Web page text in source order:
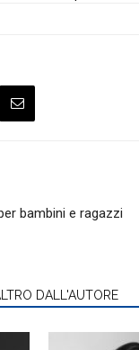
bambini e ragazzi
DALL'AUTORE